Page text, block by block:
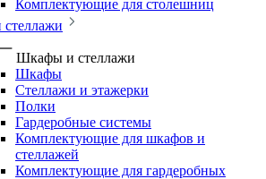
Комплектующие для столешниц
Шкафы и стеллажи
Шкафы
Стеллажи и этажерки
Полки
Гардеробные системы
Комплектующие для шкафов и
стеллажей
Комплектующие для гардеробных